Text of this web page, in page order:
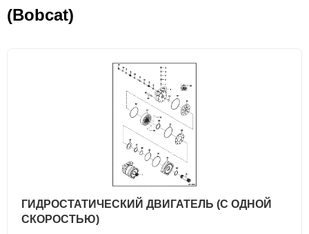
(Bobcat)
ГИДРОСТАТИЧЕСКИЙ ДВИГАТЕЛЬ (С ОДНОЙ
СКОРОСТЬЮ)